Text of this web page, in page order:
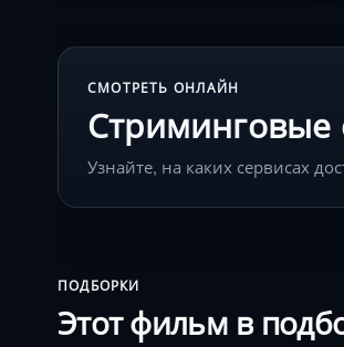
СМОТРЕТЬ ОНЛАЙН
Стриминговые
Узнайте, на каких сервисах
ПОДБОРКИ
Этот фильм в